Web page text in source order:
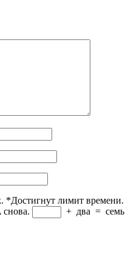
*Достигнут лимит времени.
+ два = семь